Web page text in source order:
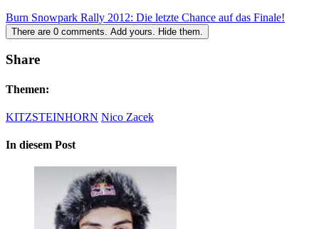
Burn Snowpark Rally 2012: Die letzte Chance auf das Finale!
There are 0 comments. Add yours. Hide them.
Share
Themen:
KITZSTEINHORN Nico Zacek
In diesem Post